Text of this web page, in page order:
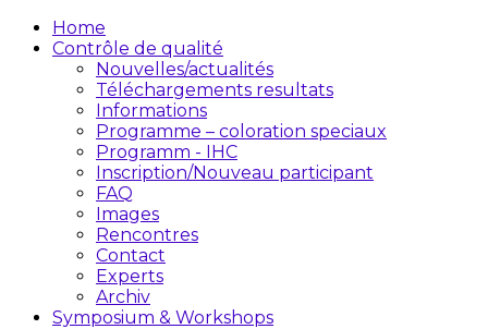
Home
Contrôle de qualité
Nouvelles/actualités
Téléchargements resultats
Informations
Programme – coloration speciaux
Programm - IHC
Inscription/Nouveau participant
FAQ
Images
Rencontres
Contact
Experts
Archiv
Symposium & Workshops